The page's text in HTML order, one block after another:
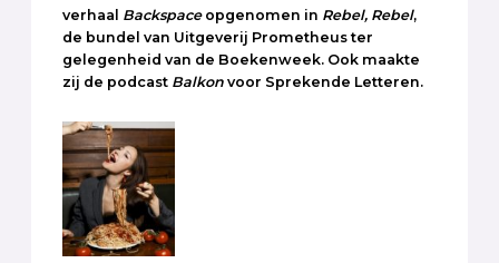
verhaal Backspaceopgenomen in Rebel, Rebel,
de bundel van Uitgeverij Prometheus ter
gelegenheid van de Boekenweek. Ook maakte
zij de podcast Balkon voor Sprekende Letteren.